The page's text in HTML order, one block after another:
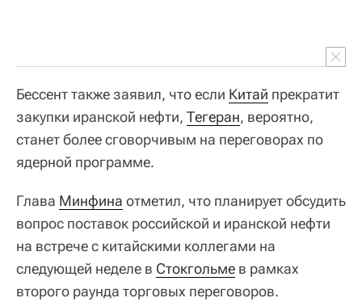
Бессент также заявил, что если Китай прекратит
закупки иранской нефти, Тегеран, вероятно,
станет более сговорчивым на переговорах по
ядерной программе.
Глава Минфина отметил, что планирует обсудить
вопрос поставок российской и иранской нефти
на встрече с китайскими коллегами на
следующей неделе в Стокгольме в рамках
второго раунда торговых переговоров.